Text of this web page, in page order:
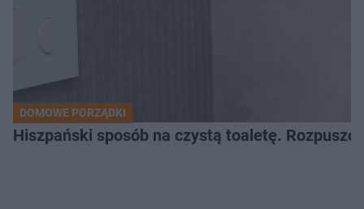
DOMOWE PORZĄDKI
Hiszpański sposób na czystą toaletę.